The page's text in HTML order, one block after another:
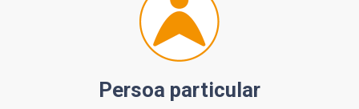
Persoa particular